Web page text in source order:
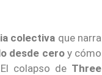
colectiva que narra
desde ceroy cómo
colapso de Three